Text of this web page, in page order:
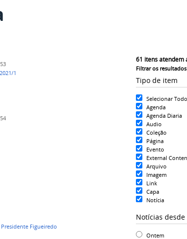
61 itens atendem
Filtrar os resultados
Tipo de item
Selecionar
Agenda
Agenda Diaria
Audio
Coleção
Página
Evento
External
Arquivo
Imagem
Link
Capa
Notícia
Notícias desde
Ontem
2021/1
Figueiredo